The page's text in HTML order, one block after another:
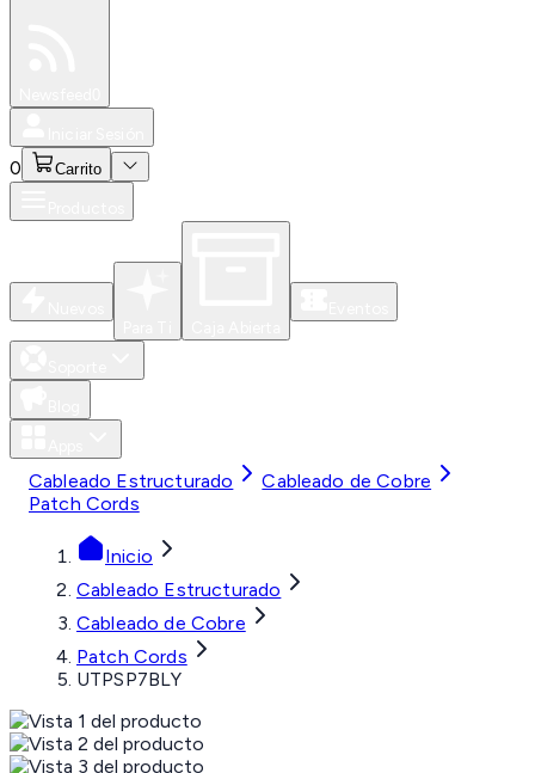
0 Carrito
Cableado Estructurado
Cableado de Cobre
Patch Cords
Inicio
Cableado Estructurado
Cableado de Cobre
Patch Cords
UTPSP7BLY